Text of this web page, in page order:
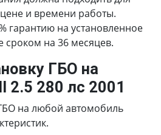
и времени работы.
гарантию на установленное
сроком на 36 месяцев.
ГБО на
2.5 280 лс 2001
на любой автомобиль